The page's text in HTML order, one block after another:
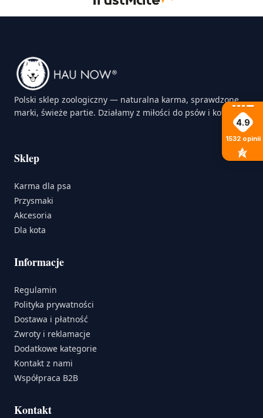
Polski sklep zoologiczny — naturalna karma, sprawdzone
marki, świeże partie. Działamy z miłości do psów i kotów.
Sklep
Karma dla psa
Przysmaki
Akcesoria
Dla kota
Informacje
Regulamin
Polityka prywatności
Dostawa i płatność
Zwroty i reklamacje
Dodatkowe kategorie
Kontakt z nami
Współpraca B2B
Kontakt
4.9
1532 opinii